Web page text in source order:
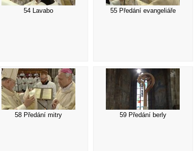
54 Lavabo 55 Předání evangeliáře
58 Předání mitry 59 Předání berly